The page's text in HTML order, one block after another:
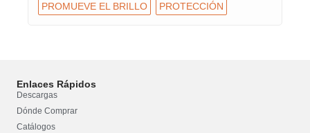
PROMUEVE EL BRILLO PROTECCIÓN
Enlaces Rápidos
Descargas
Dónde Comprar
Catálogos